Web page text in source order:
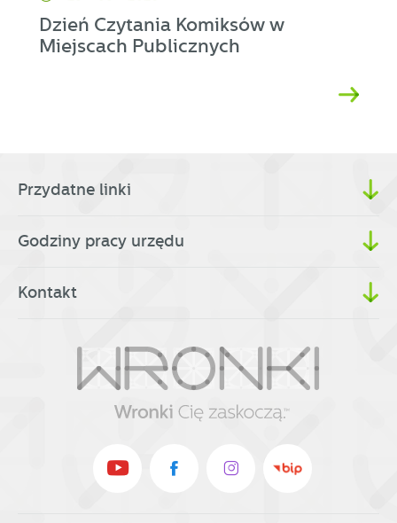
Dzień Czytania Komiksów w
Miejscach Publicznych
Przydatne linki
Godziny pracy urzędu
Kontakt